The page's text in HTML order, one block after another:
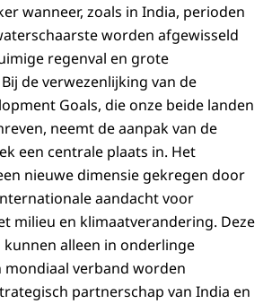
wanneer, zoals in India, perioden
worden afgewisseld
regenval en grote
de verwezenlijking van de
Goals, die onze beide landen
neemt de aanpak van de
een centrale plaats in. Het
nieuwe dimensie gekregen door
aandacht voor
milieu en klimaatverandering. Deze
alleen in onderlinge
mondiaal verband worden
partnerschap van India en